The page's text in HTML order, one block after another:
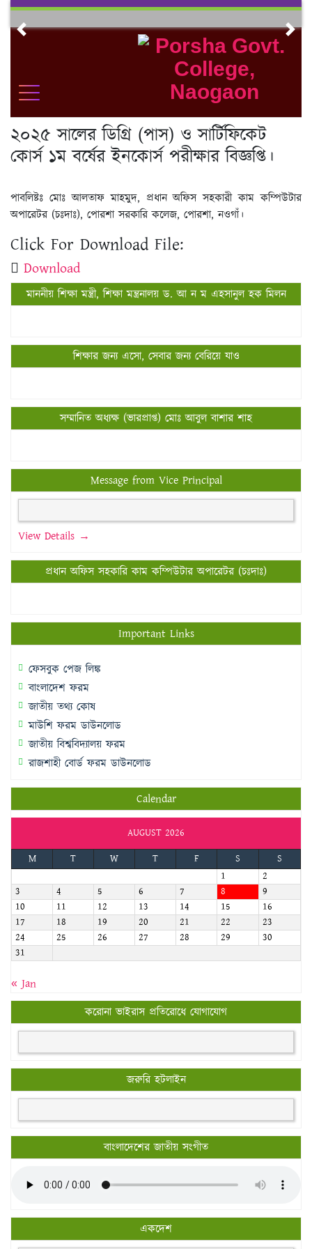
Skip
contentPrevious
২০২৫ সালের ডিগ্রি (পাস) ও সার্টিফিকেট
কোর্স ১ম বর্ষের ইনকোর্স পরীক্ষার বিজ্ঞপ্তি।
পাবলিষ্টঃ মোঃ আলতাফ মাহমুদ, প্রধান অফিস সহকারী কাম কম্পিউটার
অপারেটর (চঃদাঃ), পোরশা সরকারি কলেজ, পোরশা, নওগাঁ।
Click For Download File:
Download
মাননীয় শিক্ষা মন্ত্রী, শিক্ষা মন্ত্রনালয় ড. আ ন ম এহসানুল হক মিলন
শিক্ষার জন্য এসো, সেবার জন্য বেরিয়ে যাও
সম্মানিত অধ্যক্ষ (ভারপ্রাপ্ত) মোঃ আবুল বাশার শাহ
Message from Vice Principal
View Details →
প্রধান অফিস সহকারি কাম কম্পিউটার অপারেটর (চঃদাঃ)
Important Links
ফেসবুক পেজ লিঙ্ক
বাংলাদেশ ফরম
জাতীয় তথ্য কোষ
মাউশি ফরম ডাউনলোড
জাতীয় বিশ্ববিদ্যালয় ফরম
রাজশাহী বোর্ড ফরম ডাউনলোড
Calendar
AUGUST 2026
M
T W T F S
S
1
2
3
4 5 6 7 8
9
10
11 12 13 14 15
16
17
18 19 20 21 22
23
24
25 26 27 28 29
30
31
« Jan
করোনা ভাইরাস প্রতিরোধে যোগাযোগ
জরুরি হটলাইন
বাংলাদেশের জাতীয় সংগীত
একদেশ